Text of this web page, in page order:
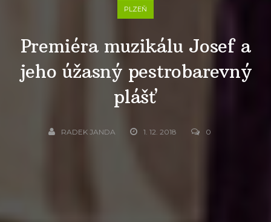
PLZEŇ
Premiéra muzikálu Josef a
jeho úžasný pestrobarevný
plášť
RADEK JANDA 1. 12. 2018 0